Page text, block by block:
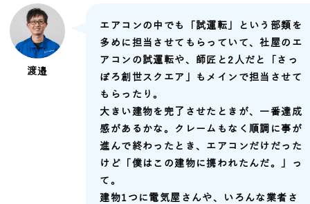
渡邉
エアコンの中でも「試運転」という部類を
多めに担当させてもらっていて、社屋のエ
アコンの試運転や、 師匠と2人だと「さっ
ぽろ創世スクエア」もメインで担当させて
もらったり。
大きい建物を完了させたときが、一番達成
感があるかな。クレームもなく順調に事が
進んで終わったとき、エアコンだけだった
けど「僕はこの建物に携われたんだ。」っ
て。
建物1つに電気屋さんや、いろんな業者さ